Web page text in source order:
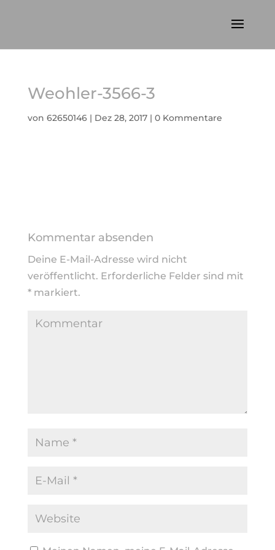
Weohler-3566-3
von 62650146| Dez 28, 2017| 0 Kommentare
Kommentar absenden
Deine E-Mail-Adresse wird nicht
veröffentlicht. Erforderliche Felder sind mit
*markiert.